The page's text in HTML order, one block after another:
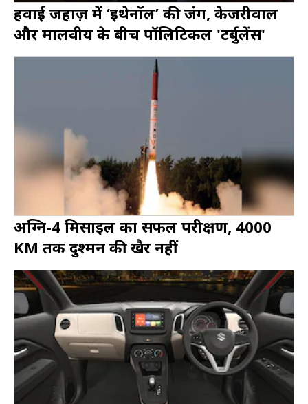
हवाई जहाज़ में ‘इथेनॉल’ की जंग, केजरीवाल
और मालवीय के बीच पॉलिटिकल 'टर्बुलेंस'
अग्नि-4 मिसाइल का सफल परीक्षण, 4000
KM तक दुश्मन की खैर नहीं